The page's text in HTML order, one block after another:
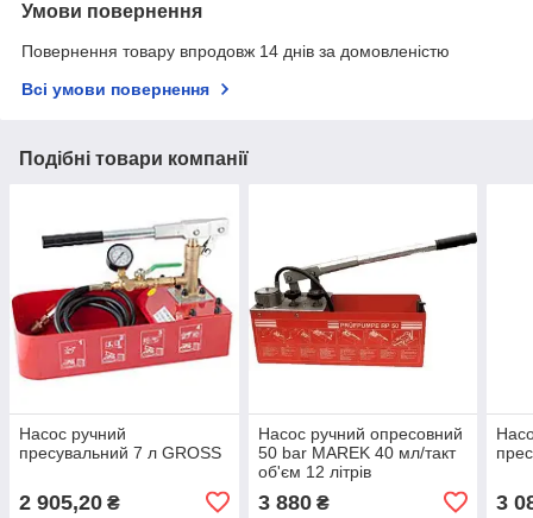
Умови повернення
Повернення товару впродовж 14 днів за домовленістю
Всі умови повернення
Подібні товари компанії
Насос ручний
пресувальний 7 л GROSS
2 905,20 ₴
Насос ручний опресовний
50 bar MAREK 40 мл/такт
об'єм 12 літрів
3 880₴ 3